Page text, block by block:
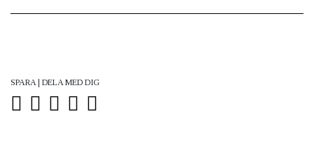
SPARA | DELA MED DIG